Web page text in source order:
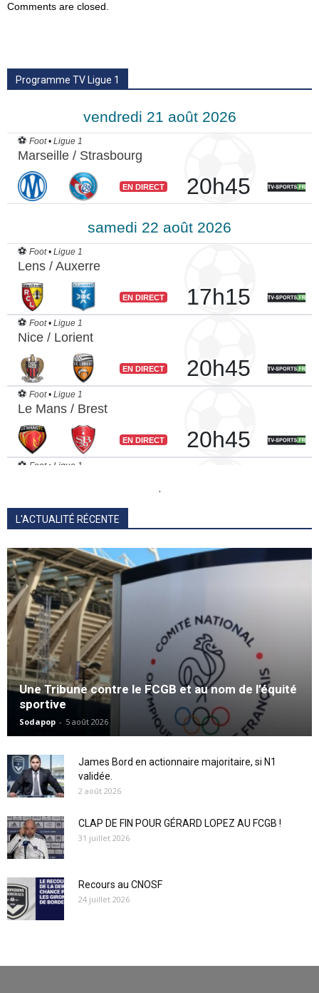
Comments are closed.
Programme TV Ligue 1
.
L'ACTUALITÉ RÉCENTE
Une Tribune contre le FCGB et au nom de l’équité
sportive
Sodapop - 5 août 2026
James Bord en actionnaire majoritaire, si N1
validée.
2 août 2026
CLAP DE FIN POUR GÉRARD LOPEZ AU FCGB !
31 juillet 2026
Recours au CNOSF
24 juillet 2026